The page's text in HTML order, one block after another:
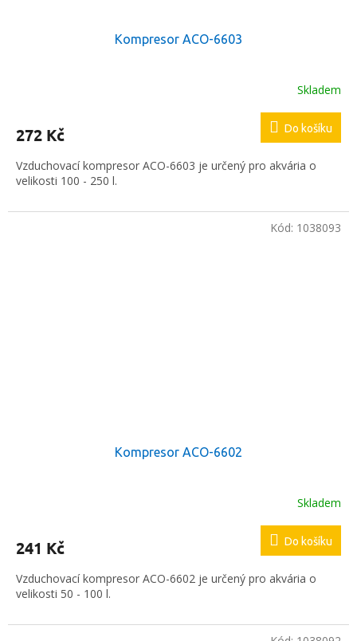
Kompresor ACO-6603
je
z
5
Skladem
272 Kč Do košíku
Vzduchovací kompresor ACO-6603 je určený pro akvária o
velikosti 100 - 250 l.
Kompresor ACO-6602
Skladem
241 Kč Do košíku
Vzduchovací kompresor ACO-6602 je určený pro akvária o
velikosti 50 - 100 l.
Kód: 1038093